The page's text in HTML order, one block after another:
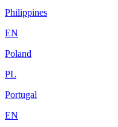
Philippines
EN
Poland
PL
Portugal
EN